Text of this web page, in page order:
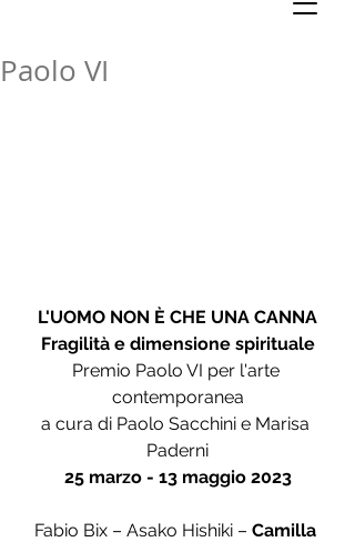
Paolo VI
L'UOMO NON È CHE UNA CANNA
Fragilità e dimensione spirituale
Premio Paolo VI per l'arte
contemporanea
a cura di Paolo Sacchini e Marisa
Paderni
25 marzo - 13 maggio 2023
Fabio Bix – Asako Hishiki – Camilla